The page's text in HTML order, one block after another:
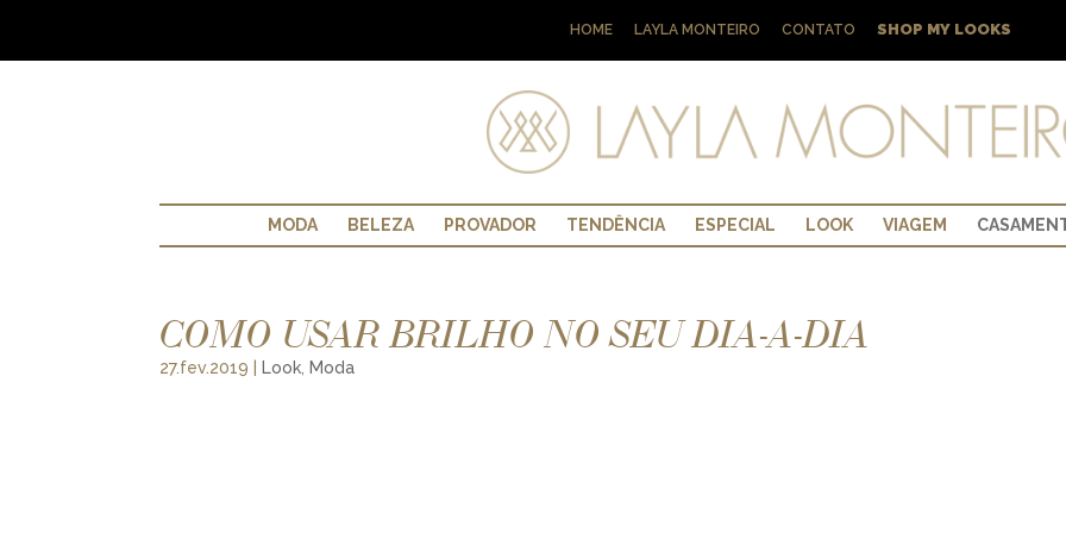
HOME LAYLA MONTEIRO CONTATO SHOP MY LOOKS
MODA BELEZA PROVADOR TENDÊNCIA ESPECIAL LOOK VIAGEM
COMO USAR BRILHO NO SEU DIA-A-DIA
27.fev.2019 Look, Moda